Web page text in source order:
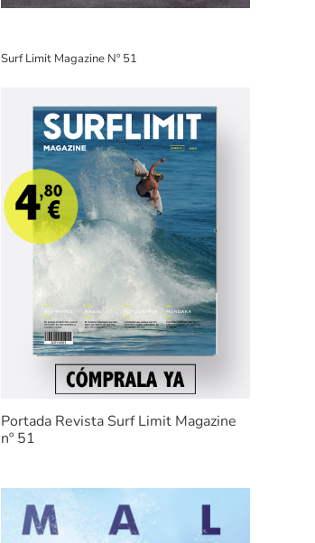
Surf Limit Magazine Nº 51
Portada Revista Surf Limit Magazine
nº 51